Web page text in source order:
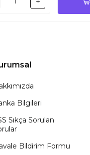
Bilgileri
Sıkça Sorulan
Bildirim Formu